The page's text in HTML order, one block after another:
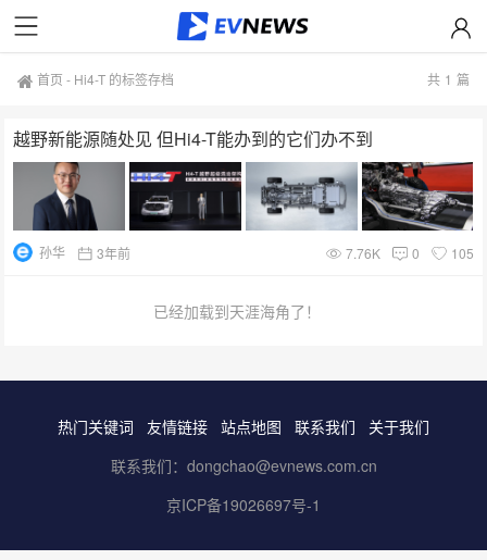
首页 - Hi4-T 的标签存档 共 1 篇
越野新能源随处见 但Hi4-T能办到的它们办不到
孙华 3年前 7.76K 0 105
已经加载到天涯海角了！
热门关键词 友情链接 站点地图 联系我们
关于我们
联系我们：dongchao@evnews.com.cn
京ICP备19026697号-1